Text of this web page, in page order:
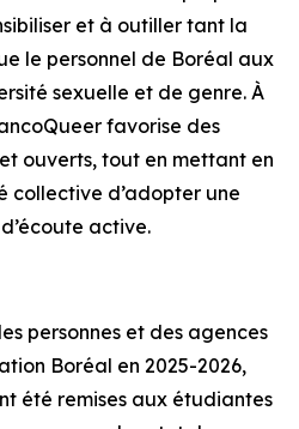
et à outiller tant la
le personnel de Boréal aux
sexuelle et de genre. À
favorise des
ouverts, tout en mettant en
collective d’adopter une
active.
personnes et des agences
Boréal en 2025-2026,
été remises aux étudiantes